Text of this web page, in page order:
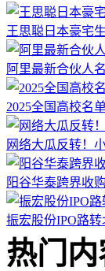
王思聪日本豪宅
阿里最新合伙人
2025全国高校名
网络大瓜反转！
阳谷华泰跨界收
振宏股份IPO路
热门内